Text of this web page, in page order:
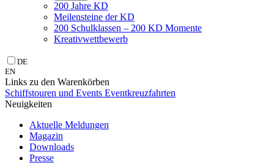
200 Jahre KD
Meilensteine der KD
200 Schulklassen – 200 KD Momente
Kreativwettbewerb
DE
EN
Links zu den Warenkörben
Schiffstouren und Events Eventkreuzfahrten
Neuigkeiten
Aktuelle Meldungen
Magazin
Downloads
Presse